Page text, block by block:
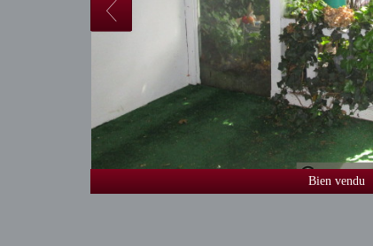
Bien vendu